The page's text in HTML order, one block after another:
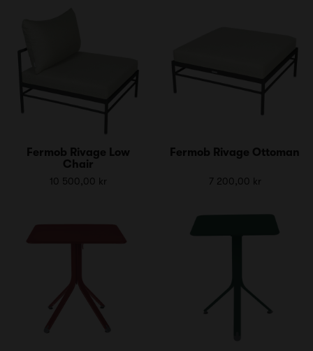
Fermob Rivage Low
Chair
10 500,00 kr
Fermob Rivage Ottoman
7 200,00 kr